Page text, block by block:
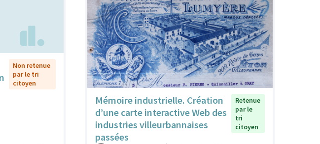
Non retenue
par le tri
citoyen
Mémoire industrielle. Création
d’une carte interactive Web des
industries villeurbannaises
passées
Retenue
par le
tri
citoyen